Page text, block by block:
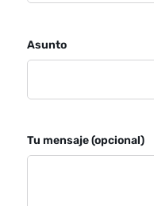
Asunto
Tu mensaje (opcional)